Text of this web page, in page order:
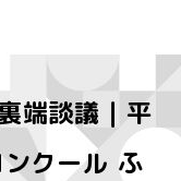
端談議｜平
クール ふ